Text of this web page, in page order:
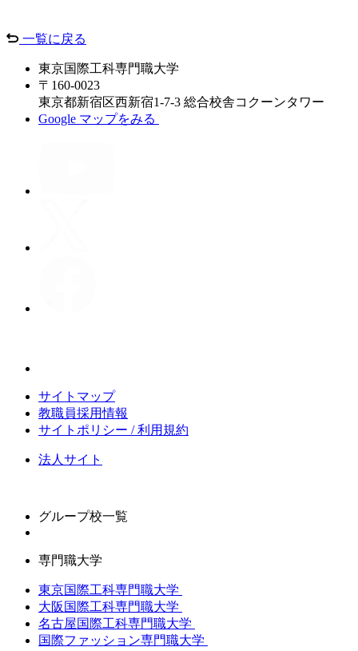
一覧に戻る
東京国際工科専門職大学
〒160-0023
東京都新宿区西新宿1-7-3 総合校舎コクーンタワー
Google マップをみる
サイトマップ
教職員採用情報
サイトポリシー / 利用規約
法人サイト
グループ校一覧
専門職大学
東京国際工科専門職大学
大阪国際工科専門職大学
名古屋国際工科専門職大学
国際ファッション専門職大学